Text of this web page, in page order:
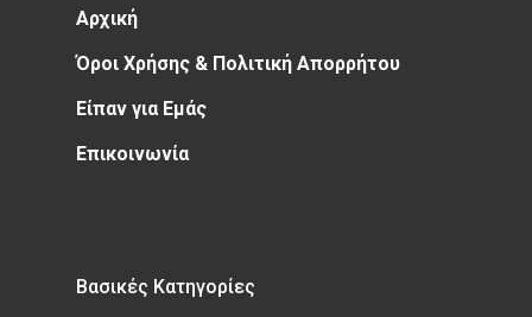
Αρχική
Όροι Χρήσης & Πολιτική Απορρήτου
Είπαν για Εμάς
Επικοινωνία
Βασικές Κατηγορίες